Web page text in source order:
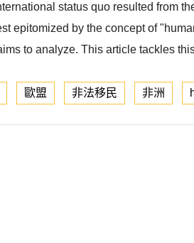
status quo resulted from
epitomized by the concept of
to analyze. This article tackles
歐盟 非法移民 非洲